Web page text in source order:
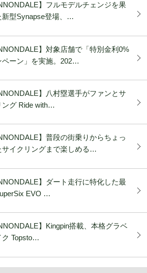
】フルモデルチェンジを果
新型Synapse登場、…
】対象店舗で「特別金利0%
ペーン」を実施。202…
】八村塁選手がファンとサ
ング Ride with…
】普段の街乗りからちょっ
サイクリングまで楽しめる…
】ダート走行に特化した最
EVO …
】Kingpin搭載、本格グラベ
ク Topsto…